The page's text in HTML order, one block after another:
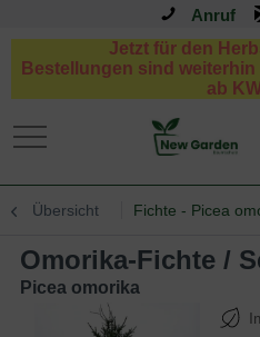
Anruf
Jetzt für den
Bestellungen sind
ab
Übersicht Fichte - Picea
Omorika-Fichte /
Picea omorika